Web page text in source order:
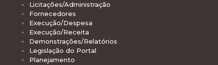
Licitações/Administração
Fornecedores
Execução/Despesa
Execução/Receita
Demonstrações/Relatórios
Legislação do Portal
Planejamento